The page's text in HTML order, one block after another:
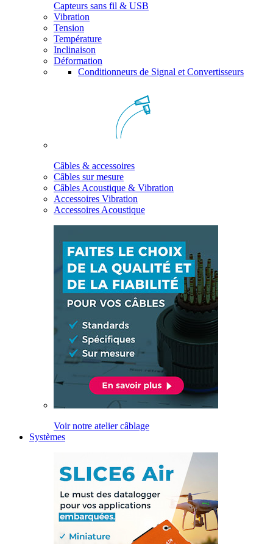
Capteurs sans fil & USB
Vibration
Tension
Température
Inclinaison
Déformation
Conditionneurs de Signal et Convertisseurs
Câbles & accessoires
Câbles sur mesure
Câbles Acoustique & Vibration
Accessoires Vibration
Accessoires Acoustique
Voir notre atelier câblage
Systèmes